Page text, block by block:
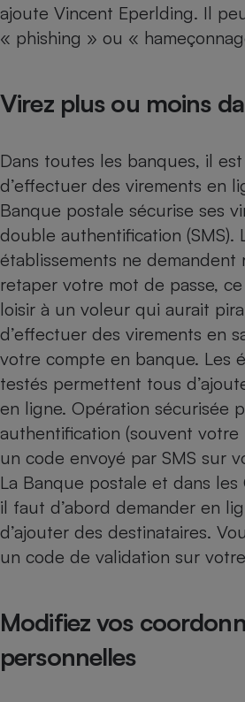
ajoute Vincent Eperlding. Il
« phishing » ou «
Virez plus ou moins
Dans toutes les banques, il
d’effectuer des virements en
Banque postale sécurise ses
double authentification (SMS).
établissements ne demandent
retaper votre mot de passe,
loisir à un voleur qui aurait
d’effectuer des virements en
votre compte en banque. Les
testés permettent tous
en ligne. Opération sécurisée
authentification (souvent
un code envoyé par SMS sur
La Banque postale et dans les
il faut d’abord demander en
d’ajouter des destinataires.
un code de validation sur
Modifiez vos
personnelles